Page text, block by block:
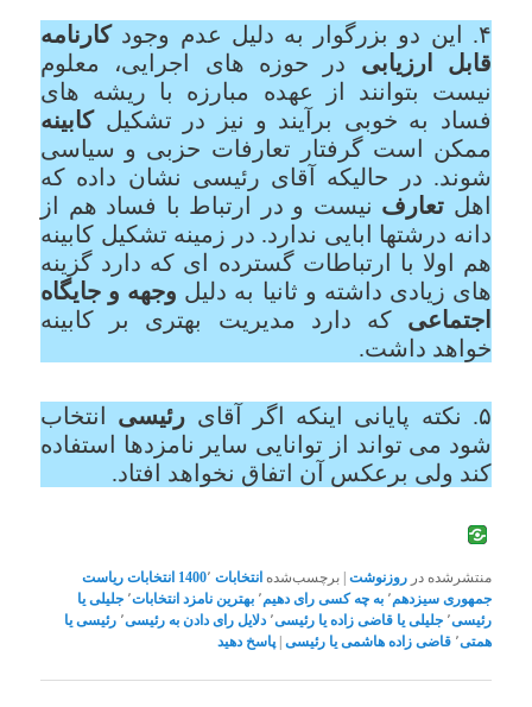
۴. این دو بزرگوار به دلیل عدم وجود
کارنامه
قابل ارزیابی در حوزه های اجرایی، معلوم
نیست بتوانند از عهده مبارزه با ریشه های
فساد به خوبی برآیند و نیز در تشکیلکابینه
ممکن است گرفتار تعارفات حزبی و سیاسی
شوند. در حالیکه آقای رئیسی نشان داده که
اهل تعارف نیست و در ارتباط با فساد هم از
دانه درشتها ابایی ندارد. در زمینه تشکیل کابینه
هم اولا با ارتباطات گسترده ای که دارد گزینه
های زیادی داشته و ثانیا به دلیل وجهه و جایگاه
اجتماعی که دارد مدیریت بهتری بر کابینه
خواهد داشت.
۵. نکته پایانی اینکه اگر آقای رئیسی
انتخاب
شود می تواند از توانایی سایر نامزدها استفاده
کند ولی برعکس آن اتفاق نخواهد افتاد.
منتشرشده در روزنوشت |برچسب‌شده انتخابات 1400 ٬
انتخابات ریاست
جمهوری سیزدهم٬ به چه کسی رای دهیم٬ بهترین نامزد انتخابات٬ جلیلی یا
رئیسی٬ جلیلی یا قاضی زاده یا رئیسی٬ دلایل رای دادن به رئیسی٬ رئیسی یا
همتی٬ قاضی زاده هاشمی یا رئیسی |پاسخ دهید